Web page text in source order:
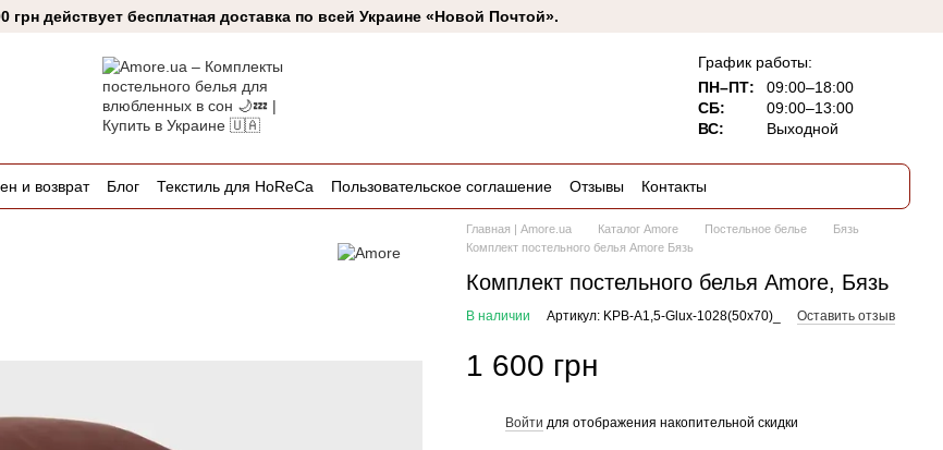
грн действует бесплатная доставка по всей Украине «Новой Почтой».
График работы:
ПН–ПТ:
09:00–18:00
СБ:
09:00–13:00
ВС:
Выходной
и возврат Блог Текстиль для HoReCa Пользовательское соглашение Отзывы Контакты
Главная | Amore.ua Каталог Amore Постельное белье
Бязь
Комплект постельного белья Amore Бязь
Комплект постельного белья Amore, Бязь
В наличии Артикул: KPB-A1,5-Glux-1028(50x70)_ Оставить отзыв
1 600 грн
Войти для отображения накопительной скидки